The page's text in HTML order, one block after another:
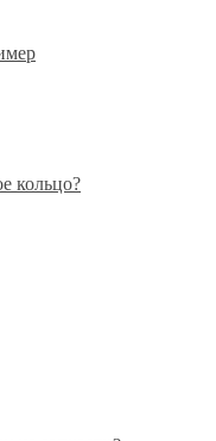
кольцо?